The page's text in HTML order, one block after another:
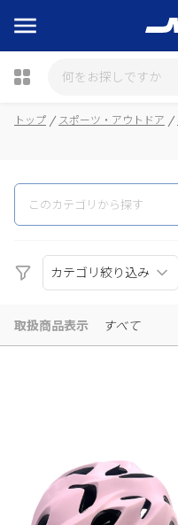
瓶詰
トップ スポーツ・アウトドア
カテゴリ絞り込み
取扱商品表示 すべて